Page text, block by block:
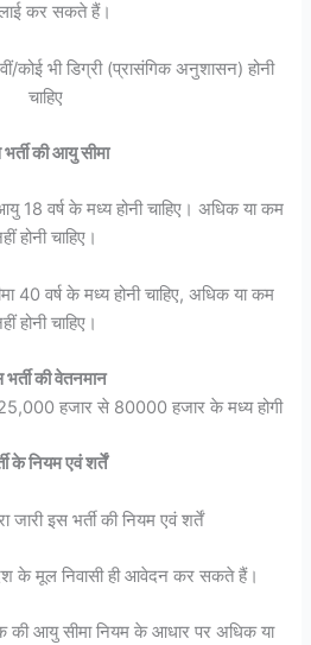
कर सकते हैं।
कोई भी डिग्री (प्रासंगिक अनुशासन) होनी
चाहिए
की आयु सीमा
18 वर्ष के मध्य होनी चाहिए। अधिक या कम
होनी चाहिए।
40 वर्ष के मध्य होनी चाहिए, अधिक या कम
होनी चाहिए।
की वेतनमान
25,000 हजार से 80000 हजार के मध्य होगी
के नियम एवं शर्तें
जारी इस भर्ती की नियम एवं शर्तें
के मूल निवासी ही आवेदन कर सकते हैं।
की आयु सीमा नियम के आधार पर अधिक या